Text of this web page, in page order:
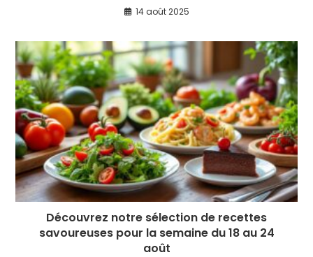
14 août 2025
Découvrez notre sélection de recettes
savoureuses pour la semaine du 18 au 24
août